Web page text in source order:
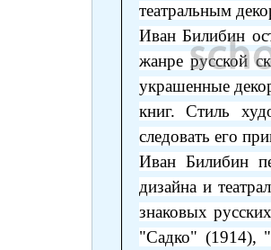
театральным
Иван Билибин
жанре русской
украшенные
книг. Стиль
следовать его
Иван Билибин
дизайна и
знаковых
"Садко" (1914),